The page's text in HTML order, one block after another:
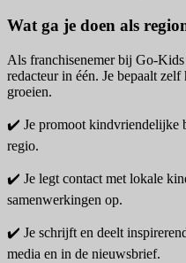
Wat ga je doen als
Als franchisenemer bij Go-Kids
redacteur in één. Je bepaalt
groeien.
✔️ Je promoot kindvriendelijke
regio.
✔️ Je legt contact met lokale
samenwerkingen op.
✔️ Je schrijft en deelt
media en in de nieuwsbrief.